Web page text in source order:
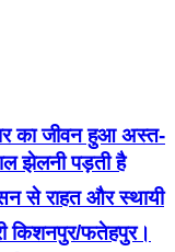
का जीवन हुआ अस्त-
झेलनी पड़ती है
से राहत और स्थायी
किशनपुर/फतेहपुर।